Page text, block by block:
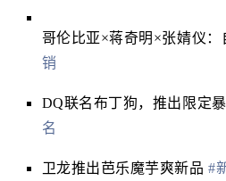
哥伦比亚×蒋奇明×张婧仪：
销
DQ联名布丁狗，推出限定
名
卫龙推出芭乐魔芋爽新品#